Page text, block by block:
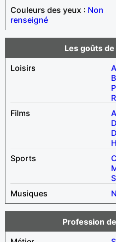
Couleurs des yeux : Non
renseigné
Les goûts
Loisirs
Films
Sports
Musiques
Profession